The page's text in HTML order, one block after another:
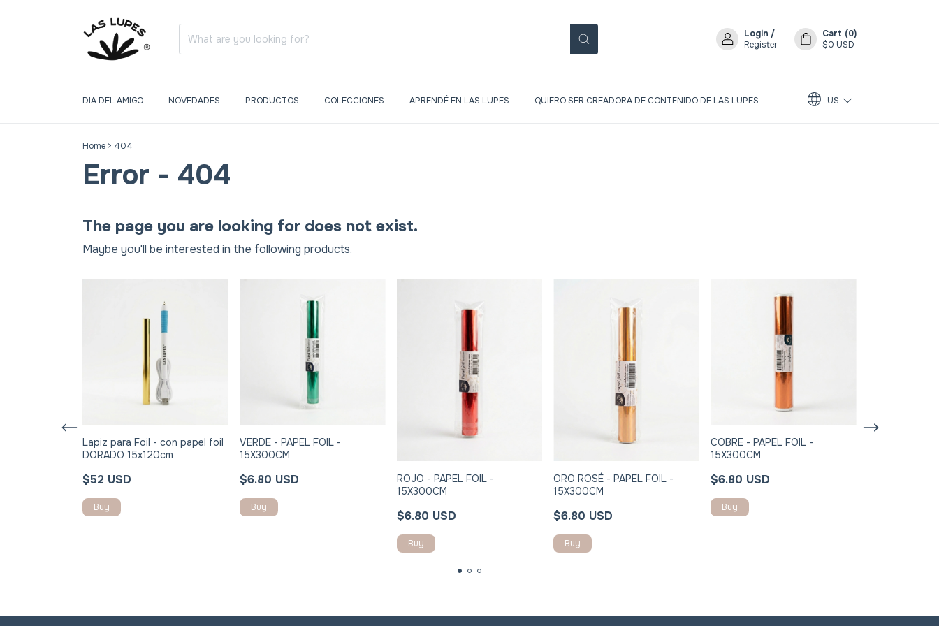
Login /
Register
Cart (0)
$0 USD
DIA DEL AMIGO NOVEDADES PRODUCTOS COLECCIONES APRENDÉ EN LAS LUPES QUIERO SER CREADORA DE CONTENIDO DE LAS LUPES US
Home > 404
Error - 404
The page you are looking for does not exist.
Maybe you'll be interested in the following products.
Lapiz para Foil - con papel foil
DORADO 15x120cm
$52 USD
VERDE - PAPEL FOIL -
15X300CM
$6.80 USD
ROJO - PAPEL FOIL -
15X300CM
$6.80 USD
ORO ROSÉ - PAPEL FOIL -
15X300CM
$6.80 USD
COBRE - PAPEL FOIL -
15X300CM
$6.80 USD